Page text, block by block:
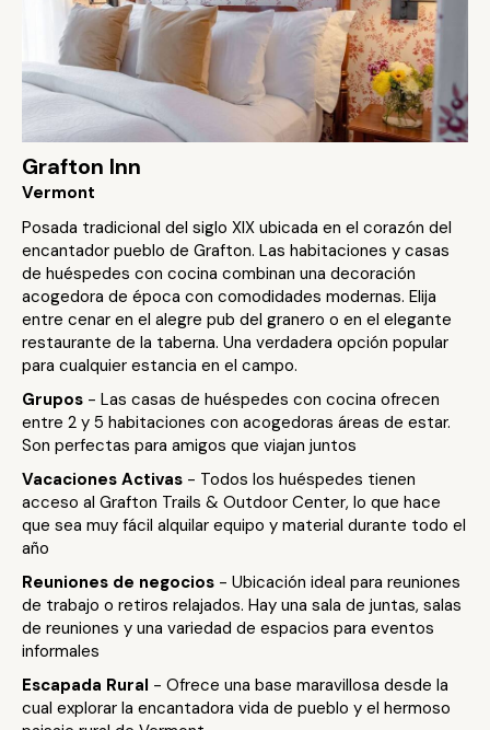
Grafton Inn
Vermont
Posada tradicional del siglo XIX ubicada en el corazón del
encantador pueblo de Grafton. Las habitaciones y casas
de huéspedes con cocina combinan una decoración
acogedora de época con comodidades modernas. Elija
entre cenar en el alegre pub del granero o en el elegante
restaurante de la taberna. Una verdadera opción popular
para cualquier estancia en el campo.
Grupos - Las casas de huéspedes con cocina ofrecen
entre 2 y 5 habitaciones con acogedoras áreas de estar.
Son perfectas para amigos que viajan juntos
Vacaciones Activas - Todos los huéspedes tienen
acceso al Grafton Trails & Outdoor Center, lo que hace
que sea muy fácil alquilar equipo y material durante todo el
año
Reuniones de negocios - Ubicación ideal para reuniones
de trabajo o retiros relajados. Hay una sala de juntas, salas
de reuniones y una variedad de espacios para eventos
informales
Escapada Rural - Ofrece una base maravillosa desde la
cual explorar la encantadora vida de pueblo y el hermoso